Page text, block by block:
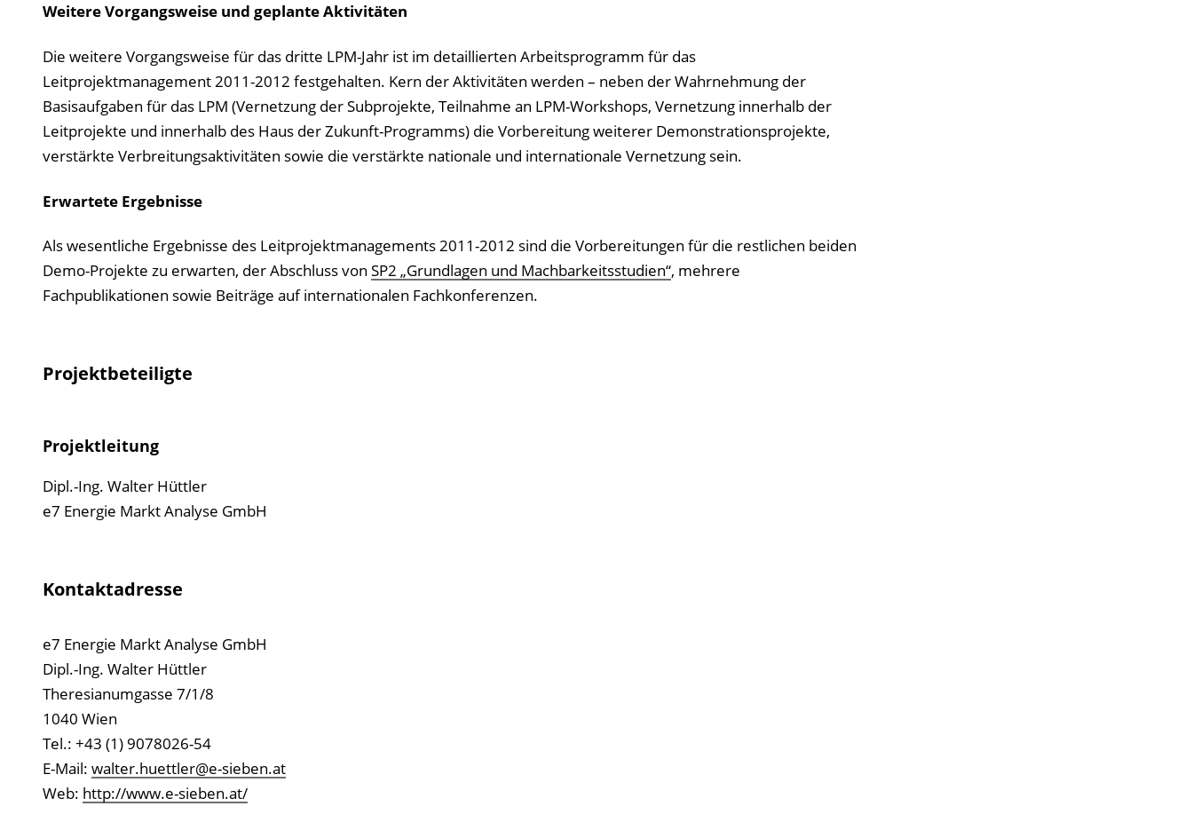
Weitere Vorgangsweise und geplante Aktivitäten
Die weitere Vorgangsweise für das dritte LPM-Jahr ist im detaillierten Arbeitsprogramm für das
Leitprojektmanagement 2011-2012 festgehalten. Kern der Aktivitäten werden – neben der Wahrnehmung der
Basisaufgaben für das LPM (Vernetzung der Subprojekte, Teilnahme an LPM-Workshops, Vernetzung innerhalb der
Leitprojekte und innerhalb des Haus der Zukunft-Programms) die Vorbereitung weiterer Demonstrationsprojekte,
verstärkte Verbreitungsaktivitäten sowie die verstärkte nationale und internationale Vernetzung sein.
Erwartete Ergebnisse
Als wesentliche Ergebnisse des Leitprojektmanagements 2011-2012 sind die Vorbereitungen für die restlichen beiden
Demo-Projekte zu erwarten, der Abschluss von SP2 „Grundlagen und Machbarkeitsstudien“, mehrere
Fachpublikationen sowie Beiträge auf internationalen Fachkonferenzen.
Projektbeteiligte
Projektleitung
Dipl.-Ing. Walter Hüttler
e7 Energie Markt Analyse GmbH
Kontaktadresse
e7 Energie Markt Analyse GmbH
Dipl.-Ing. Walter Hüttler
Theresianumgasse 7/1/8
1040 Wien
Tel.: +43 (1) 9078026-54
E-Mail: walter.huettler@e-sieben.at
Web: http://www.e-sieben.at/